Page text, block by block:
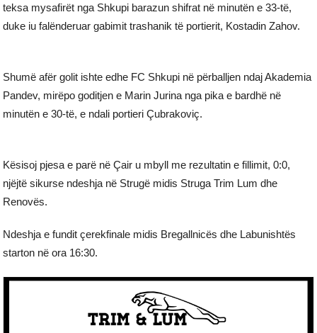
teksa mysafirët nga Shkupi barazun shifrat në minutën e 33-të,
duke iu falënderuar gabimit trashanik të portierit, Kostadin Zahov.
Shumë afër golit ishte edhe FC Shkupi në përballjen ndaj Akademia
Pandev, mirëpo goditjen e Marin Jurina nga pika e bardhë në
minutën e 30-të, e ndali portieri Çubrakoviç.
Kësisoj pjesa e parë në Çair u mbyll me rezultatin e fillimit, 0:0,
njëjtë sikurse ndeshja në Strugë midis Struga Trim Lum dhe
Renovës.
Ndeshja e fundit çerekfinale midis Bregallnicës dhe Labunishtës
starton në ora 16:30.